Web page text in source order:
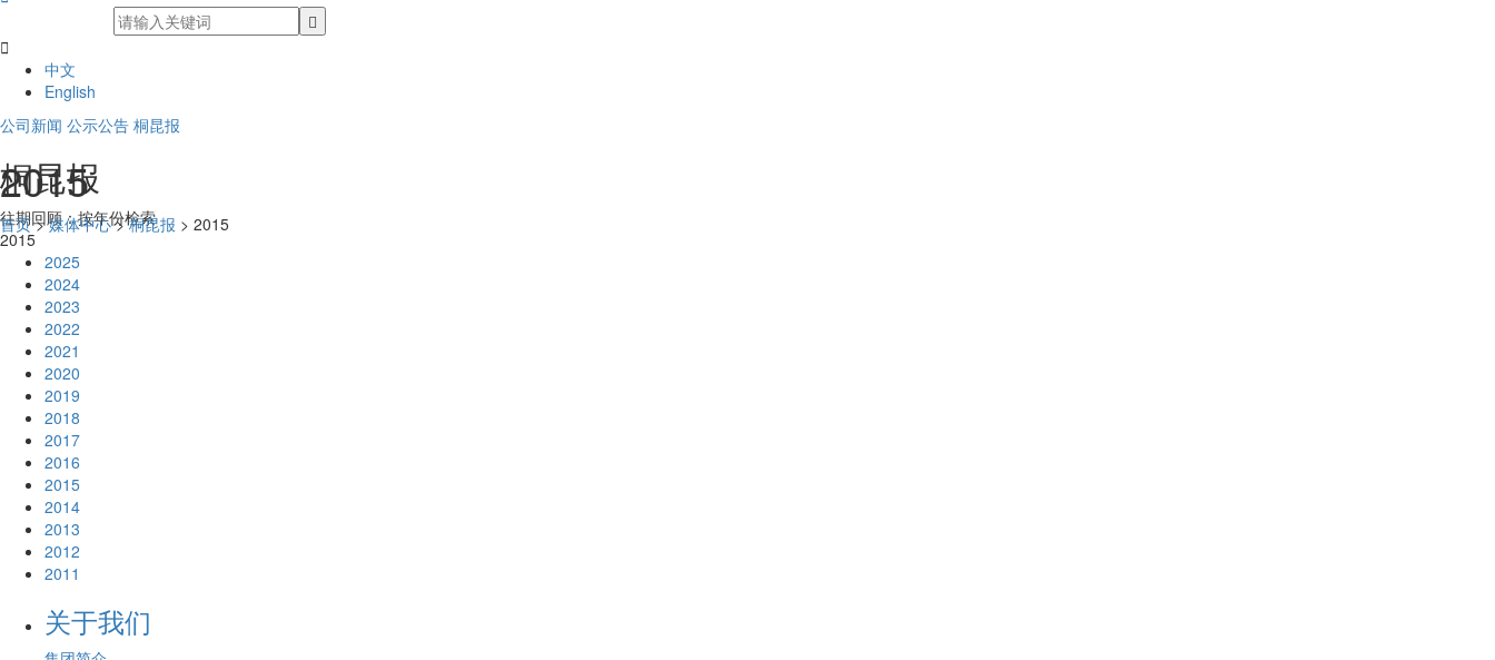

中文
English
2015
首页>媒体中心>桐昆报 > 2015
公司新闻 公示公告 桐昆报
桐昆报
往期回顾：按年份检索
2015
2025
2024
2023
2022
2021
2020
2019
2018
2017
2016
2015
2014
2013
2012
2011
关于我们